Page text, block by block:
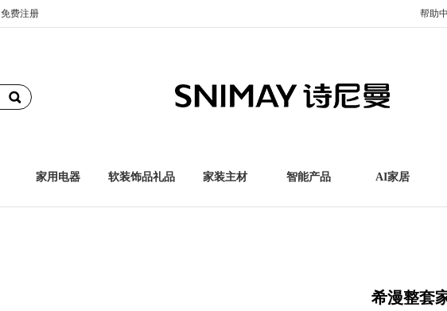
免费注册 帮助
家用电器 软装饰品礼品 家装主材 智能产品 AI家居
希漫整套